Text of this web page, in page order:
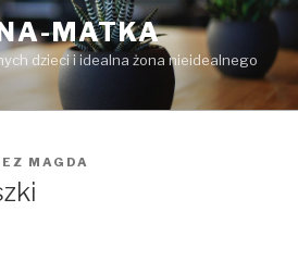
MATKA
dzieci i idealna żona nieidealnego
MAGDA